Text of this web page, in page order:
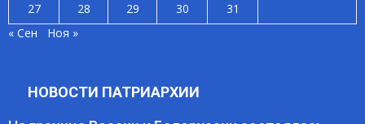
27
28 29 30
31
« Сен
Ноя »
НОВОСТИ ПАТРИАРХИИ